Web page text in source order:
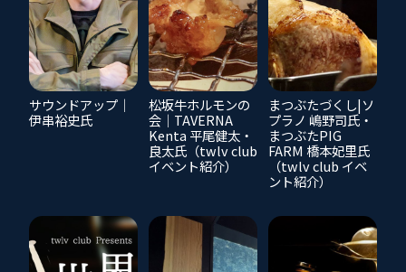
サウンドアップ｜
伊串裕史氏
松坂牛ホルモンの
会｜TAVERNA
Kenta 平尾健太・
良太氏（twlv club
イベント紹介）
まつぶたづくし|ソ
プラノ 嶋野司氏・
まつぶたPIG
FARM 橋本妃里氏
（twlv club イベ
ント紹介）